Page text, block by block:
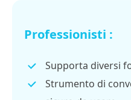
Professionisti :
Supporta diversi
Strumento di